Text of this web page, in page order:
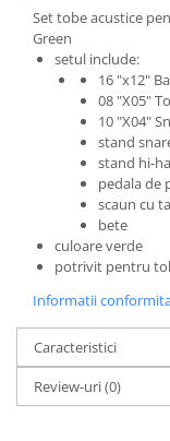
Protectii antifonice
Rack studio
Recordere de studio
Recordere portabile
Sintetizatoare
Standuri si stative
Subwoofere de
Tratament acustic
Lumini si efecte
Accesorii pentru
Bare Led
Cabluri de
Case-uri de lumini
Comenzi si controllere
Set tobe acustice
Green
setul include:
16 "x12"
08 "X05"
10 "X04"
stand
stand hi-
pedala de
scaun cu
bete
culoare verde
potrivit pentru
Informatii
Caracteristici
Review-uri(0)